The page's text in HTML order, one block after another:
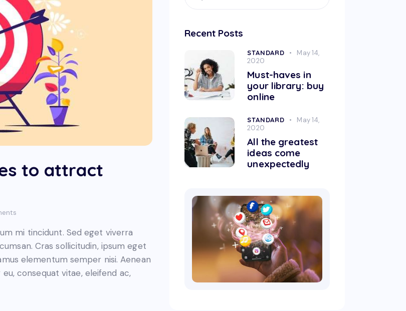
to attract
mi tincidunt. Sed eget viverra
Cras sollicitudin, ipsum eget
elementum semper nisi. Aenean
consequat vitae, eleifend ac,
Recent Posts
STANDARD
May 14,
2020
Must-haves in
your library: buy
online
STANDARD
May 14,
2020
All the greatest
ideas come
unexpectedly